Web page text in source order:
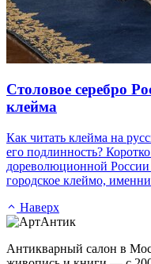
Столовое серебро
клейма
Как читать клейма на
его подлинность?
дореволюционной
городское клеймо,
Наверх
Антикварный салон в